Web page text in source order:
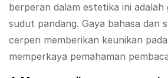
berperan dalam estetika ini adalah
sudut pandang. Gaya bahasa dan
cerpen memberikan keunikan
memperkaya pemahaman